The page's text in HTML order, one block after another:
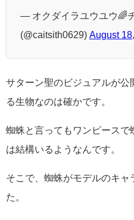
— オクダイラユウユウ🌈
(@caitsith0629) August
サターン聖のビジュアルが公
る生物なのは確かです。
蜘蛛と言ってもワンピースで
は結構いるようなんです。
そこで、蜘蛛がモデルのキャ
た。